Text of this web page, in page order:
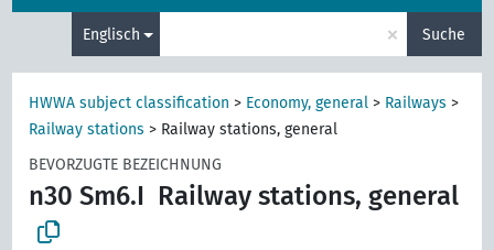
Englisch × Suche
HWWA subject classification > Economy, general > Railways >
Railway stations > Railway stations, general
BEVORZUGTE BEZEICHNUNG
n30 Sm6.I Railway stations, general